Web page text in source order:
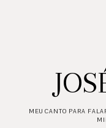
MEU CANTO PARA